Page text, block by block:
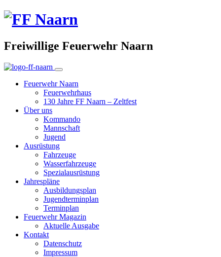
Freiwillige Feuerwehr Naarn
Feuerwehr Naarn
Feuerwehrhaus
130 Jahre FF Naarn – Zeltfest
Über uns
Kommando
Mannschaft
Jugend
Ausrüstung
Fahrzeuge
Wasserfahrzeuge
Spezialausrüstung
Jahrespläne
Ausbildungsplan
Jugendterminplan
Terminplan
Feuerwehr Magazin
Aktuelle Ausgabe
Kontakt
Datenschutz
Impressum